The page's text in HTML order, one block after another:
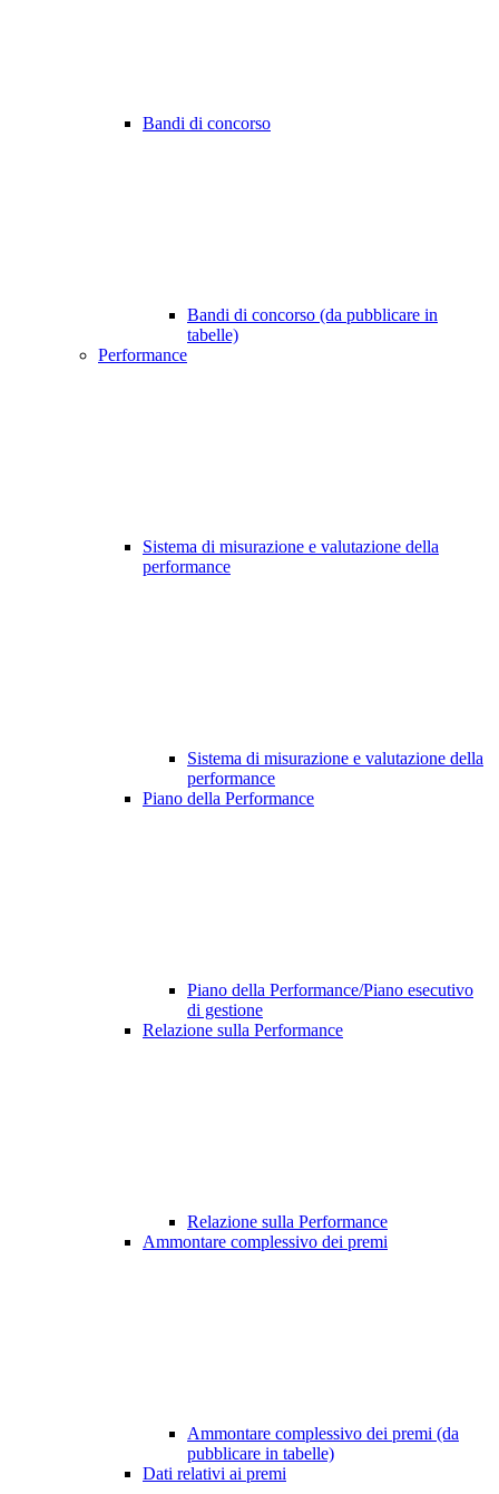
Bandi di concorso
Bandi di concorso (da pubblicare in
tabelle)
Performance
Sistema di misurazione e valutazione della
performance
Sistema di misurazione e valutazione della
performance
Piano della Performance
Piano della Performance/Piano esecutivo
di gestione
Relazione sulla Performance
Relazione sulla Performance
Ammontare complessivo dei premi
Ammontare complessivo dei premi (da
pubblicare in tabelle)
Dati relativi ai premi